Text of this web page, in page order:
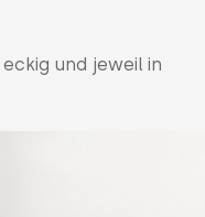
und jeweil in